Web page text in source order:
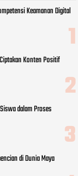
Keamanan Digital
Konten Positif
dalam Proses
di Dunia Maya